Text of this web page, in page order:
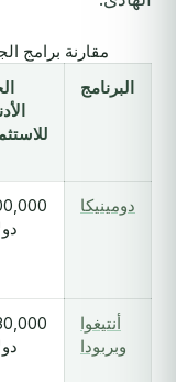
مقارنة برامج
البرنامج
دومينيكا
أنتيغوا
وبربودا